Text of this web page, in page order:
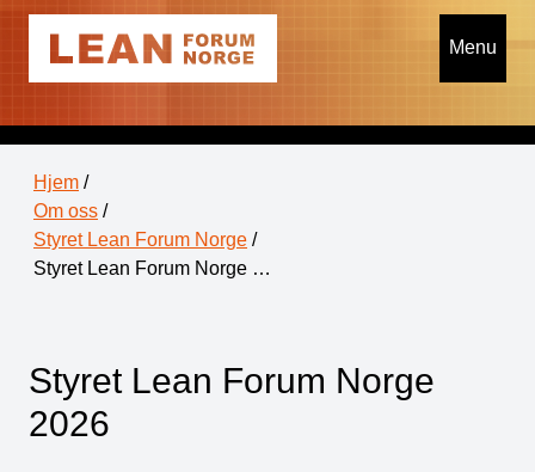
Menu
Hjem /
Om oss /
Styret Lean Forum Norge /
Styret Lean Forum Norge …
Styret Lean Forum Norge
2026